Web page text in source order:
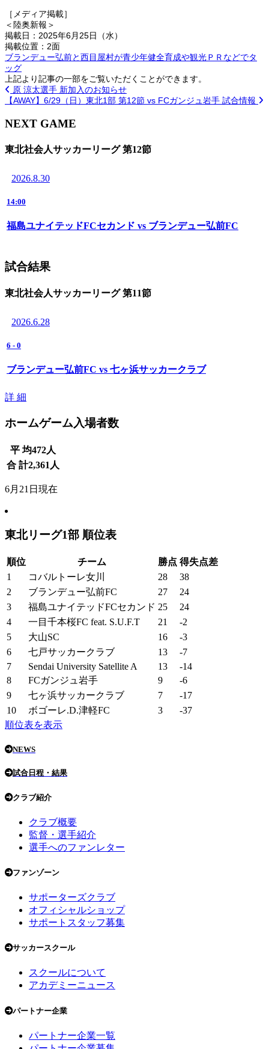
［メディア掲載］
＜陸奥新報＞
掲載日：2025年6月25日（水）
掲載位置：2面
ブランデュー弘前と西目屋村が青少年健全育成や観光ＰＲなどでタ
ッグ
上記より記事の一部をご覧いただくことができます。
原 涼太選手 新加入のお知らせ
【AWAY】6/29（日）東北1部 第12節 vs FCガンジュ岩手 試合情報
NEXT GAME
東北社会人サッカーリーグ 第12節
2026.8.30
14:00
福島ユナイテッドFCセカンド vs ブランデュー弘前FC
試合結果
東北社会人サッカーリーグ 第11節
2026.6.28
6 - 0
ブランデュー弘前FC vs 七ヶ浜サッカークラブ
詳 細
ホームゲーム入場者数
平 均472人
合 計2,361 人
6月21日現在
東北リーグ1部 順位表
順位 チーム 勝点 得失点差
1
コバルトーレ女川 28
38
2
ブランデュー弘前FC 27
24
3
福島ユナイテッドFCセカンド 25
24
4
一目千本桜FC feat. S.U.F.T 21
-2
5
大山SC 16
-3
6
七戸サッカークラブ 13
-7
7
Sendai University Satellite A 13
-14
8
FCガンジュ岩手 9
-6
9
七ヶ浜サッカークラブ 7
-17
10
ボゴーレ.D.津軽FC 3
-37
順位表を表示
NEWS
試合日程・結果
クラブ紹介
クラブ概要
監督・選手紹介
選手へのファンレター
ファンゾーン
サポーターズクラブ
オフィシャルショップ
サポートスタッフ募集
サッカースクール
スクールについて
アカデミーニュース
パートナー企業
パートナー企業一覧